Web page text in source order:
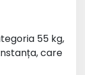
55 kg,
care